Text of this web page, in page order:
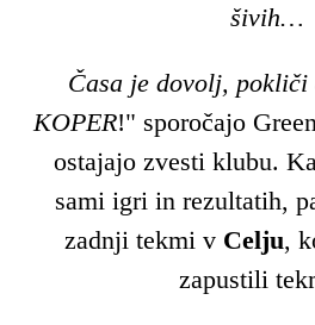
šivih…
Časa je dovolj, pokliči
KOPER!" sporočajo
ostajajo zvesti klubu.
sami igri in rezultatih,
zadnji tekmi v Celju,
zapustili